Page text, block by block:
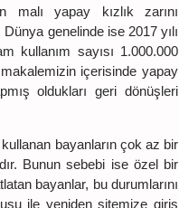
malı yapay kızlık zarını
Dünya genelinde ise 2017 yılı
kullanım sayısı 1.000.000
içerisinde yapay
oldukları geri dönüşleri
kullanan bayanların çok az bir
Bunun sebebi ise özel bir
bayanlar, bu durumlarını
ile yeniden sitemize giriş